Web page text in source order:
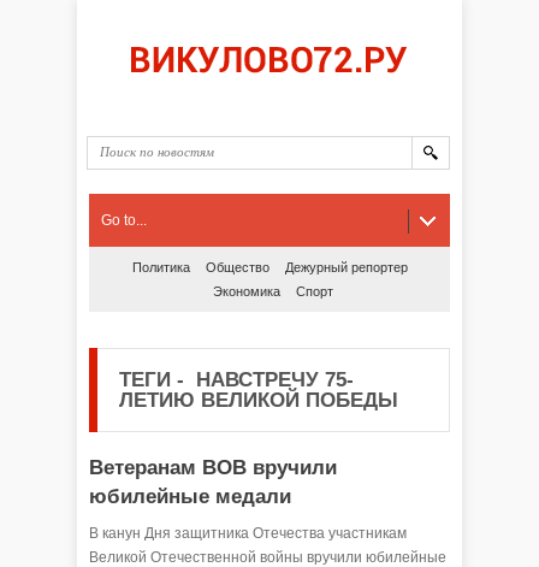
Go to...
Политика Общество
Дежурный репортер
Экономика
Спорт
ТЕГИ - НАВСТРЕЧУ 75-
ЛЕТИЮ ВЕЛИКОЙ ПОБЕДЫ
Ветеранам ВОВ вручили
юбилейные медали
В канун Дня защитника Отечества участникам
Великой Отечественной войны вручили юбилейные